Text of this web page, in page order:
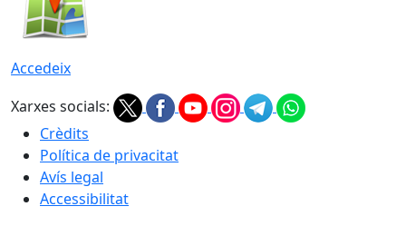
Accedeix
Xarxes socials:
Crèdits
Política de privacitat
Avís legal
Accessibilitat